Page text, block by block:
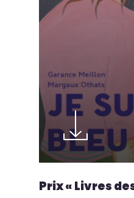
Prix « Livres